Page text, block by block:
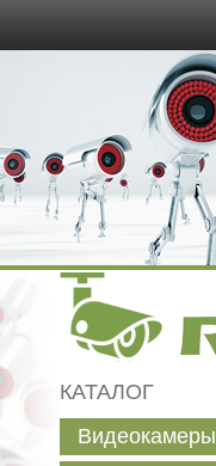
КАТАЛОГ
Видеокамеры